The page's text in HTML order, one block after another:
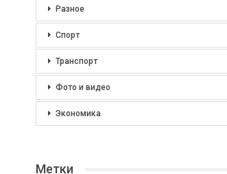
Разное
Спорт
Транспорт
Фото и видео
Экономика
Метки